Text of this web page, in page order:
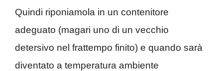
Quindi riponiamola in un contenitore
adeguato (magari uno di un vecchio
detersivo nel frattempo finito) e quando sarà
diventato a temperatura ambiente